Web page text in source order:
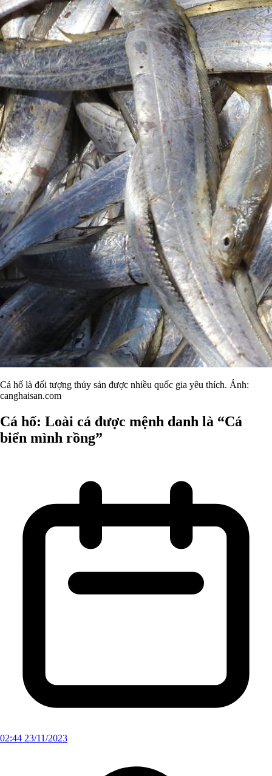
Cá hố là đối tượng thủy sản được nhiều quốc gia yêu thích. Ảnh:
canghaisan.com
Cá hố: Loài cá được mệnh danh là “Cá
biển mình rồng”
02:44 23/11/2023